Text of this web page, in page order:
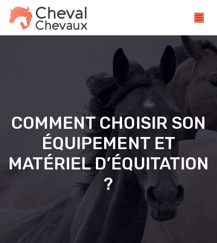
COMMENT CHOISIR SON
ÉQUIPEMENT ET
MATÉRIEL D’ÉQUITATION
?